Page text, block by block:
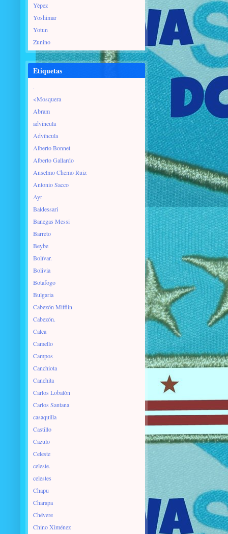
Yèpez
Yoshimar
Yotun
Zunino
Etiquetas
.
<Mosquera
Abram
advincula
Advíncula
Alberto Bonnet
Alberto Gallardo
Anselmo Chemo Ruiz
Antonio Sacco
Ayr
Baldessari
Banegas Messi
Barreto
Beybe
Bolívar.
Bolivia
Botafogo
Bulgaria
Cabezón Mifflin
Cabezón.
Calca
Camello
Campos
Canchiota
Canchita
Carlos Lobatòn
Carlos Santana
casaquilla
Castillo
Cazulo
Celeste
celeste.
celestes
Chapu
Charapa
Chévere
Chino Ximénez